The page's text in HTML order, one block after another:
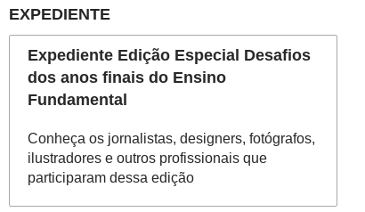
EXPEDIENTE
Expediente Edição Especial Desafios
dos anos finais do Ensino
Fundamental
Conheça os jornalistas, designers, fotógrafos,
ilustradores e outros profissionais que
participaram dessa edição